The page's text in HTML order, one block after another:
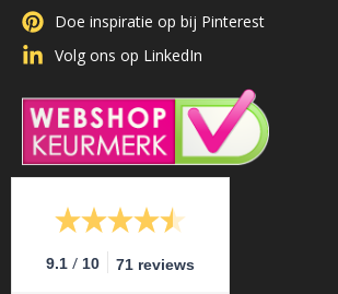
Doe inspiratie op bij Pinterest
Volg ons op LinkedIn
9.1 / 10 71 reviews